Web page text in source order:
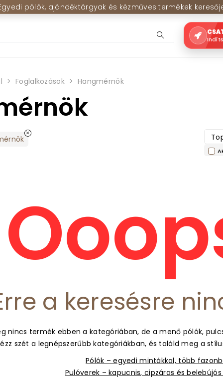
pólók, ajándéktárgyak és kézműves termékek
Foglalkozások Hangmérnök
a keresésre
nincs termék ebben a kategóriában, de a menő pólók,
szét a legnépszerűbb kategóriákban, és találd meg a
Pólók – egyedi mintákkal, több
Pulóverek – kapucnis, cipzáras és